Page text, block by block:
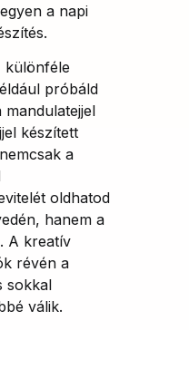
a napi
különféle
próbáld
mandulatejjel
készített
a
oldhatod
hanem a
A kreatív
révén a
sokkal
válik.